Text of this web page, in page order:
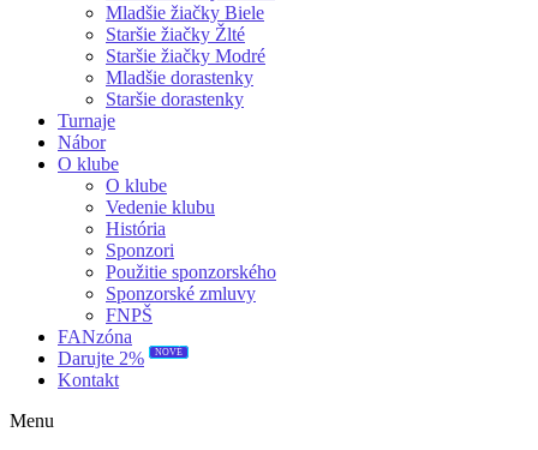
Mladšie žiačky Biele
Staršie žiačky Žlté
Staršie žiačky Modré
Mladšie dorastenky
Staršie dorastenky
Turnaje
Nábor
O klube
O klube
Vedenie klubu
História
Sponzori
Použitie sponzorského
Sponzorské zmluvy
FNPŠ
FANzóna
Darujte 2%
NOVÉ
Kontakt
Menu